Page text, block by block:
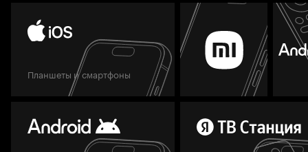
Планшеты и смартфоны